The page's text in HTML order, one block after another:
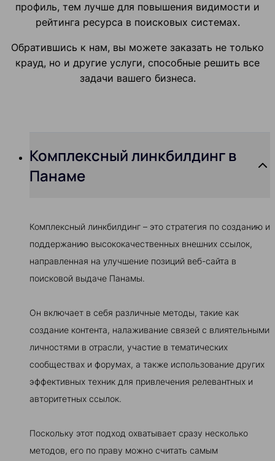
профиль, тем лучше для повышения видимости и
рейтинга ресурса в поисковых системах.
Обратившись к нам, вы можете заказать не только
крауд, но и другие услуги, способные решить все
задачи вашего бизнеса.
Комплексный линкбилдинг в
Панаме
Комплексный линкбилдинг – это стратегия по созданию и
поддержанию высококачественных внешних ссылок,
направленная на улучшение позиций веб-сайта в
поисковой выдаче Панамы.
Он включает в себя различные методы, такие как
создание контента, налаживание связей с влиятельными
личностями в отрасли, участие в тематических
сообществах и форумах, а также использование других
эффективных техник для привлечения релевантных и
авторитетных ссылок.
Поскольку этот подход охватывает сразу несколько
методов, его по праву можно считать самым